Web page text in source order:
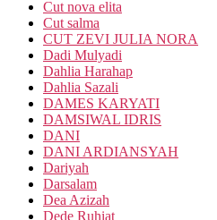
Cut nova elita
Cut salma
CUT ZEVI JULIA NORA
Dadi Mulyadi
Dahlia Harahap
Dahlia Sazali
DAMES KARYATI
DAMSIWAL IDRIS
DANI
DANI ARDIANSYAH
Dariyah
Darsalam
Dea Azizah
Dede Ruhiat